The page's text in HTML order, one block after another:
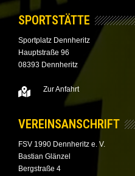
SPORTSTÄTTE
Sportplatz Dennheritz
Hauptstraße 96
08393 Dennheritz
Zur Anfahrt
VEREINSANSCHRIFT
FSV 1990 Dennheritz e. V.
Bastian Glänzel
Bergstraße 4